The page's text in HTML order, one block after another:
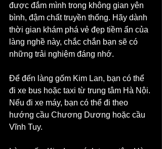
được đắm mình trong không gian yên
bình, đậm chất truyền thống. Hãy dành
thời gian khám phá vẻ đẹp tiềm ẩn của
làng nghề này, chắc chắn bạn sẽ có
những trải nghiệm đáng nhớ.
Để đến làng gốm Kim Lan, bạn có thể
đi xe bus hoặc taxi từ trung tâm Hà Nội.
Nếu đi xe máy, bạn có thể đi theo
hướng cầu Chương Dương hoặc cầu
Vĩnh Tuy.